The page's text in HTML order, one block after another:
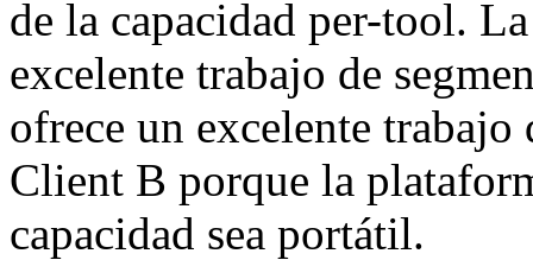
de la capacidad per-tool.
excelente trabajo de
ofrece un excelente
Client B porque la
capacidad sea portátil.